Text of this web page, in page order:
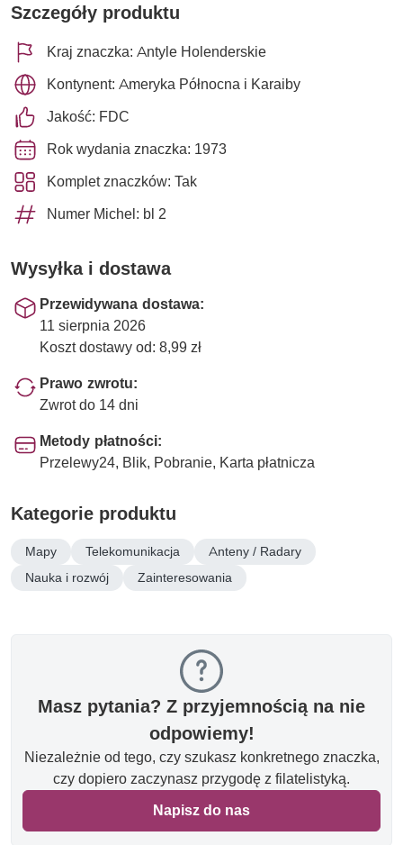
Szczegóły produktu
Kraj znaczka: Antyle Holenderskie
Kontynent: Ameryka Północna i Karaiby
Jakość: FDC
Rok wydania znaczka: 1973
Komplet znaczków: Tak
Numer Michel: bl 2
Wysyłka i dostawa
Przewidywana dostawa:
11 sierpnia 2026
Koszt dostawy od: 8,99 zł
Prawo zwrotu:
Zwrot do 14 dni
Metody płatności:
Przelewy24, Blik, Pobranie, Karta płatnicza
Kategorie produktu
Mapy Telekomunikacja
Anteny / Radary
Nauka i rozwój
Zainteresowania
Masz pytania? Z przyjemnością na nie
odpowiemy!
Niezależnie od tego, czy szukasz konkretnego znaczka,
czy dopiero zaczynasz przygodę z filatelistyką.
Napisz do nas